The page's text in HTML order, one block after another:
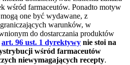
wśród farmaceutów. Ponadto motyw
one być wydawane, z
warunków, w
do dostarczania produktów
art. 96 ust. 1 dyrektywy nie stoi na
wśród farmaceutów
niewymagających recepty.